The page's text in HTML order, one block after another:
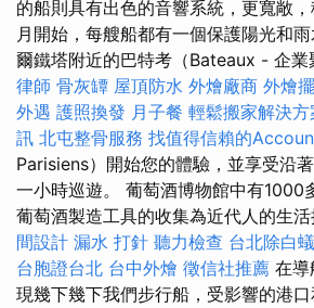
的船則具有出色的音響系統，更寬敞
月開始，每艘船都有一個保護陽光和
爾鐵塔附近的巴特考（Bateaux - 企業
律師 骨灰罈 屋頂防水 外燴廠商 外燴
外遇 護照換發 月子餐 輕鬆搬家解決方
訊 北屯整骨服務 找值得信賴的
Parisiens）開始您的體驗，並享受沿
一小時巡遊。 葡萄酒博物館中有1000
葡萄酒製造工具的收集為近代人的生活
間設計 漏水 打針 聽力檢查 台北除白
台胞證台北 台中外燴 徵信社推薦 在導
現幾下幾下我們步行船，受影響的港